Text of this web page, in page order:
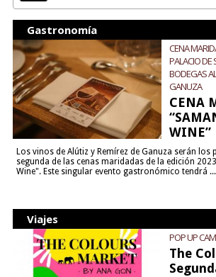
Gastronomía
CENA
PALACIO
BODEGAS
GANUZA
CENA
WINE”
Los vinos de Alútiz y Remírez de Ganuza serán los
segunda de las cenas maridadas de la edición
Wine". Este singular evento gastronómico tendrá ...
Viajes
POP UP
The